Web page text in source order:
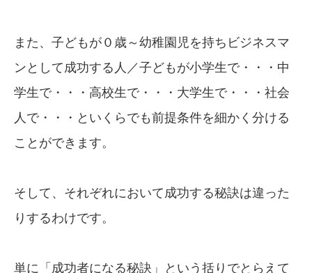
また、子どもが０歳～幼稚園児を持ちビジネスマ
ンとして成功する人／子どもが小学生で・・・中
学生で・・・高校生で・・・大学生で・・・社会
人で・・・といくらでも前提条件を細かく分ける
ことができます。
そして、それぞれにおいて成功する秘訣は違った
りするわけです。
単に「成功者になる秘訣」という括りでとらえて